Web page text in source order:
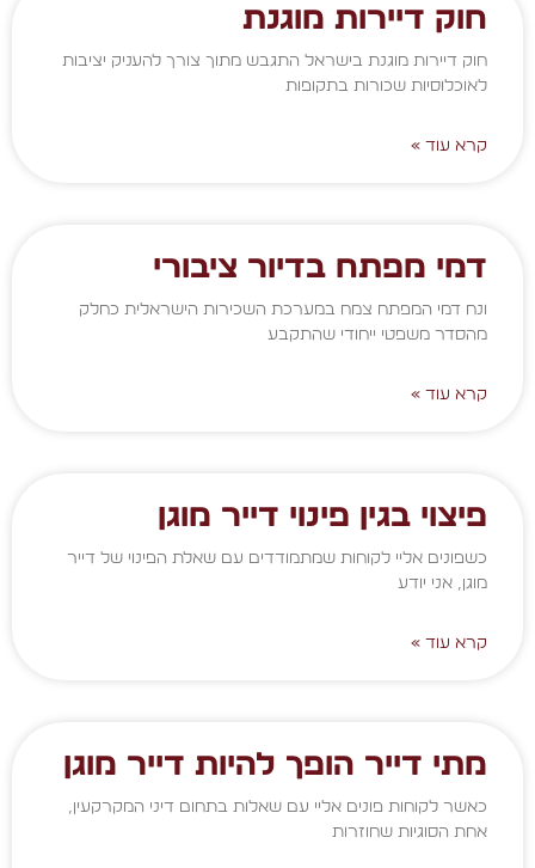
חוק דיירות מוגנת
חוק דיירות מוגנת בישראל התגבש מתוך צורך להעניק יציבות
לאוכלוסיות שכורות בתקופות
קרא עוד »
דמי מפתח בדיור ציבורי
ונח דמי המפתח צמח במערכת השכירות הישראלית כחלק
מהסדר משפטי ייחודי שהתקבע
קרא עוד »
פיצוי בגין פינוי דייר מוגן
כשפונים אליי לקוחות שמתמודדים עם שאלת הפינוי של דייר
מוגן, אני יודע
קרא עוד »
מתי דייר הופך להיות דייר מוגן
כאשר לקוחות פונים אליי עם שאלות בתחום דיני המקרקעין,
אחת הסוגיות שחוזרות